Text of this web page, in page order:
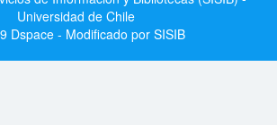
Universidad de Chile
Dspace - Modificado por SISIB